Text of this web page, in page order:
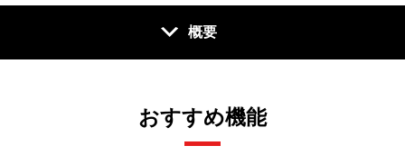
概要
おすすめ機能